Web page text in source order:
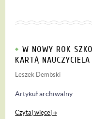
W NOWY ROK
KARTĄ NAUCZYCIELA
Leszek Dembski
Artykuł archiwalny
Czytaj więcej